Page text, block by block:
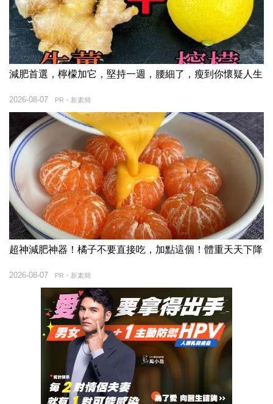
減肥首選，檸檬加它，堅持一週，腰細了，瘦到你懷疑人生
PR・新素簡
2026-08-07
超神減肥神器！橘子不要直接吃，加點這個！體重天天下降
PR・新素簡
2026-08-07